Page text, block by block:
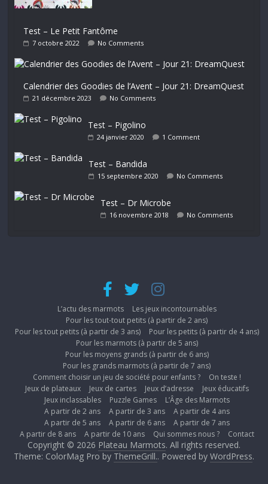
Test – Le Petit Fantôme
7 octobre 2022 No Comments
Calendrier des Goodies de l’Avent – Jour 21: DreamQuest
21 décembre 2023 No Comments
Test – Pigolino
24 janvier 2020 1 Comment
Test – Bandida
15 septembre 2020 No Comments
Test – Dr Microbe
16 novembre 2018 No Comments
L’actu des marmots
Les jeux incontournables
Pour les tout-tout petits (à partir de 2 ans)
Pour les tout petits (à partir de 3 ans)
Pour les petits (à partir de 4 ans)
Pour les marmots (à partir de 5 ans)
Pour les moyens grands (à partir de 6 ans)
Pour les grands marmots (à partir de 7 ans)
Comment choisir un jeu de société pour enfants ?
On teste !
Jeux de plateaux
Jeux de cartes Jeux d’adresse
Jeux éducatifs
Jeux inclassables
Puzzle Games
L’Âge des Marmots
A partir de 2 ans
A partir de 3 ans
A partir de 4 ans
A partir de 5 ans
A partir de 6 ans
A partir de 7 ans
A partir de 8 ans
A partir de 10 ans Qui sommes nous ? Contact
Copyright © 2026 Plateau Marmots. All rights reserved.
Theme: ColorMag Pro by ThemeGrill.. Powered by WordPress.